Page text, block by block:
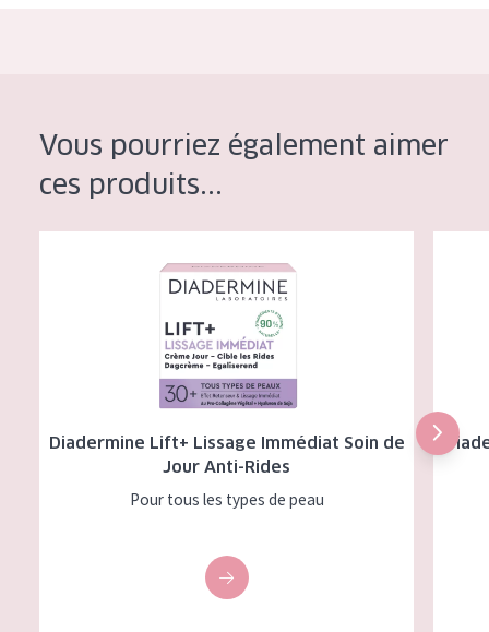
Vous pourriez également aimer
ces produits...
Diadermine Lift+ Lissage Immédiat Soin de
Jour Anti-Rides
Pour tous les types de peau